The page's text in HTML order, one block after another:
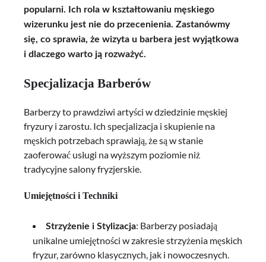
popularni. Ich rola w kształtowaniu męskiego
wizerunku jest nie do przecenienia. Zastanówmy
się, co sprawia, że wizyta u barbera jest wyjątkowa
i dlaczego warto ją rozważyć.
Specjalizacja Barberów
Barberzy to prawdziwi artyści w dziedzinie męskiej
fryzury i zarostu. Ich specjalizacja i skupienie na
męskich potrzebach sprawiają, że są w stanie
zaoferować usługi na wyższym poziomie niż
tradycyjne salony fryzjerskie.
Umiejętności i Techniki
Strzyżenie i Stylizacja: Barberzy posiadają
unikalne umiejętności w zakresie strzyżenia męskich
fryzur, zarówno klasycznych, jak i nowoczesnych.